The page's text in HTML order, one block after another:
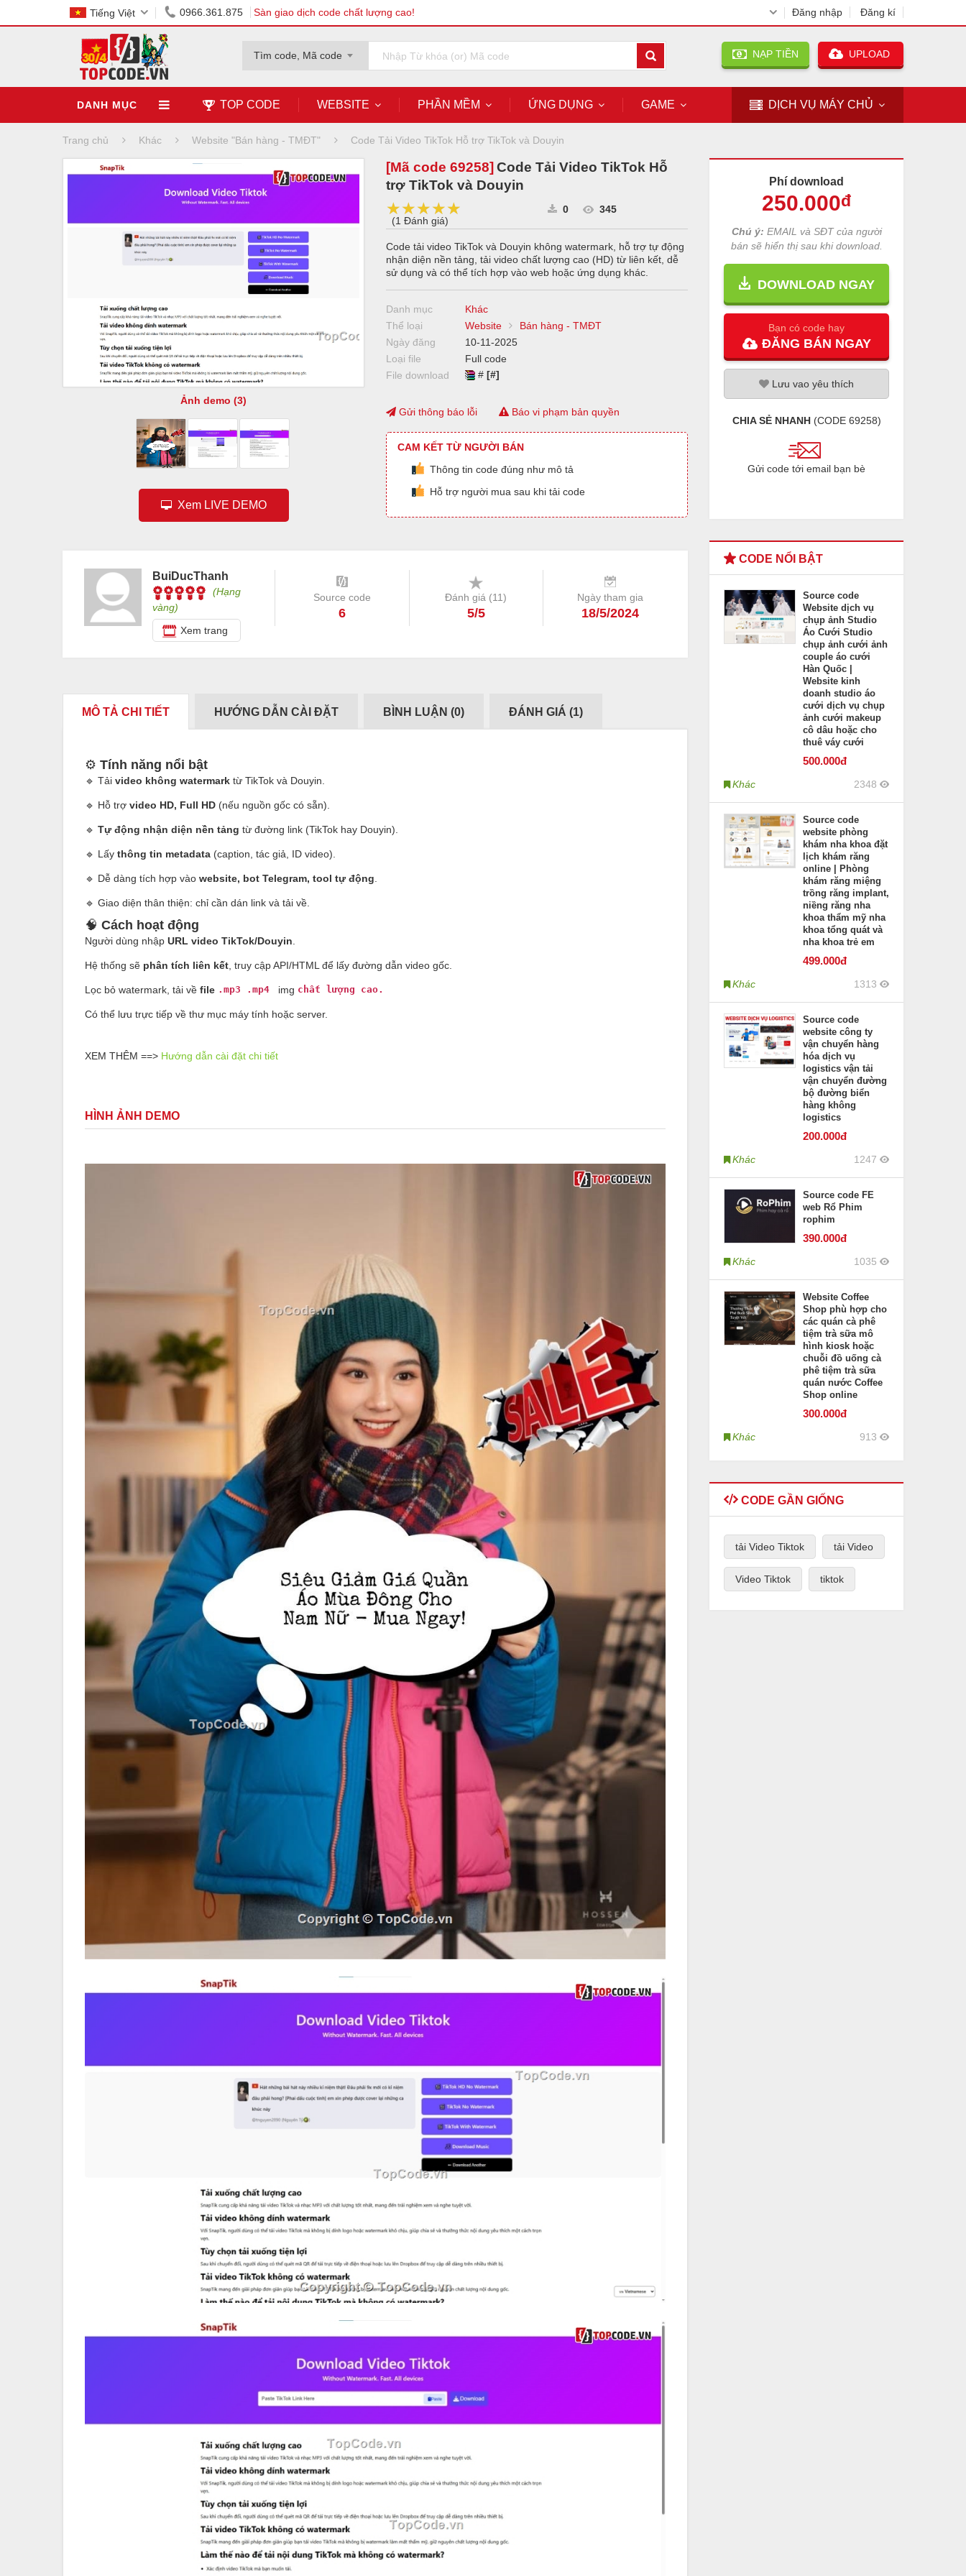
Tiếng Việt 0966.361.875 Sàn giao dịch code chất lượng cao! Đăng nhập Đăng kí
Tìm code, Mã code NẠP TIỀN UPLOAD
DANH MỤC TOP CODE WEBSITE PHẦN MỀM ỨNG DỤNG GAME DỊCH VỤ MÁY CHỦ
Trang chủ Khác Website "Bán hàng - TMĐT" Code Tải Video TikTok Hỗ trợ TikTok và Douyin
Ảnh demo (3)
Xem LIVE DEMO
[Mã code 69258] Code Tải Video TikTok Hỗ
trợ TikTok và Douyin
★★★★★
★★★★★
★★★★★
(1 Đánh giá)
0 345
Code tải video TikTok và Douyin không watermark, hỗ trợ tự động
nhận diện nền tảng, tải video chất lượng cao (HD) từ liên kết, dễ
sử dụng và có thể tích hợp vào web hoặc ứng dụng khác.
Danh mục
Khác
Thể loại
Website
Bán hàng - TMĐT
Ngày đăng
10-11-2025
Loại file
Full code
File download
# [#]
Gửi thông báo lỗi Báo vi phạm bản quyền
CAM KẾT TỪ NGƯỜI BÁN
Thông tin code đúng như mô tả
Hỗ trợ người mua sau khi tải code
BuiDucThanh
(Hạng
vàng)
Xem trang
Source code
6
Đánh giá (11)
5/5
Ngày tham gia
18/5/2024
MÔ TẢ CHI TIẾT HƯỚNG DẪN CÀI ĐẶT BÌNH LUẬN (0) ĐÁNH GIÁ (1)
⚙️ Tính năng nổi bật
🔹 Tải video không watermark từ TikTok và Douyin.
🔹 Hỗ trợ video HD, Full HD (nếu nguồn gốc có sẵn).
🔹 Tự động nhận diện nền tảng từ đường link (TikTok hay Douyin).
🔹 Lấy thông tin metadata (caption, tác giả, ID video).
🔹 Dễ dàng tích hợp vào website, bot Telegram, tool tự động
🔹 Giao diện thân thiện: chỉ cần dán link và tải về.
🧠 Cách hoạt động
Người dùng nhập URL video TikTok/Douyin
Hệ thống sẽ phân tích liên kết , truy cập API/HTML để lấy đường dẫn video gốc.
Lọc bỏ watermark, tải về file .mp3 .mp4 img chất lượng cao.
Có thể lưu trực tiếp về thư mục máy tính hoặc server.
XEM THÊM ==> Hướng dẫn cài đặt chi tiết
HÌNH ẢNH DEMO
Phí download
250.000đ
Chú ý: EMAIL và SĐT của người
bán sẽ hiển thị sau khi download.
DOWNLOAD NGAY
Bạn có code hay
ĐĂNG BÁN NGAY
Lưu vao yêu thích
CHIA SẺ NHANH(CODE 69258)
Gửi code tới email bạn bè
CODE NỔI BẬT
Source code
Website dịch vụ
chụp ảnh Studio
Áo Cưới Studio
chụp ảnh cưới ảnh
couple áo cưới
Hàn Quốc |
Website kinh
doanh studio áo
cưới dịch vụ chụp
ảnh cưới makeup
cô dâu hoặc cho
thuê váy cưới
500.000đ
Khác 2348
Source code
website phòng
khám nha khoa đặt
lịch khám răng
online | Phòng
khám răng miệng
trồng răng implant,
niềng răng nha
khoa thẩm mỹ nha
khoa tổng quát và
nha khoa trẻ em
499.000đ
Khác 1313
Source code
website công ty
vận chuyển hàng
hóa dịch vụ
logistics vận tải
vận chuyển đường
bộ đường biển
hàng không
logistics
200.000đ
Khác 1247
Source code FE
web Rổ Phim
rophim
390.000đ
Khác 1035
Website Coffee
Shop phù hợp cho
các quán cà phê
tiệm trà sữa mô
hình kiosk hoặc
chuỗi đồ uống cà
phê tiệm trà sữa
quán nước Coffee
Shop online
300.000đ
Khác 913
CODE GẦN GIỐNG
tải Video Tiktok tải Video
Video Tiktok tiktok